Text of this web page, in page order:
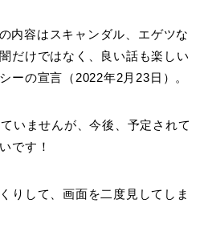
内容はスキャンダル、エゲツな
だけではなく、良い話も楽しい
ーの宣言（2022年2月23日）。
いませんが、今後、予定されて
です！
りして、画面を二度見してしま